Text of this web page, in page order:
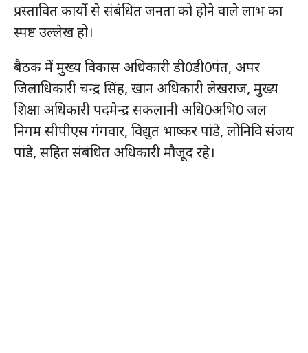
प्रस्तावित कार्यो से संबंधित जनता को होने वाले लाभ का
स्पष्ट उल्लेख हो।
बैठक में मुख्य विकास अधिकारी डी0डी0पंत, अपर
जिलाधिकारी चन्द्र सिंह, खान अधिकारी लेखराज, मुख्य
शिक्षा अधिकारी पदमेन्द्र सकलानी अधि0अभि0 जल
निगम सीपीएस गंगवार, विद्युत भाष्कर पांडे, लोनिवि संजय
पांडे, सहित संबंधित अधिकारी मौजूद रहे।